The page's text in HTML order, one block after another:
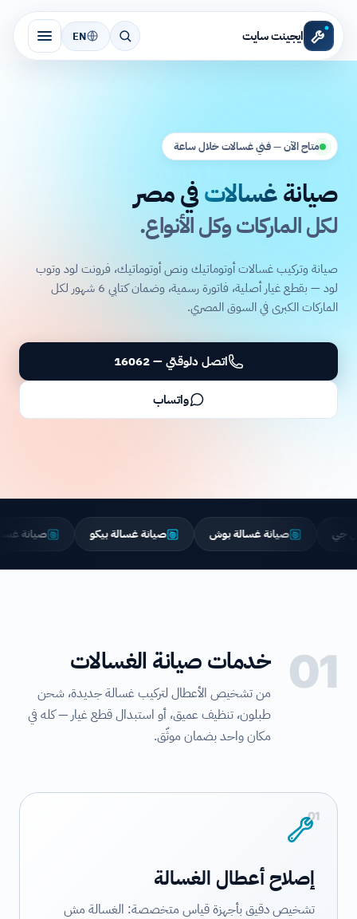
ايجينت سايت EN
متاح الآن — فني غسالات خلال ساعة
صيانةغسالاتفي مصر
لكل الماركات وكل الأنواع.
صيانة وتركيب غسالات أوتوماتيك ونص أوتوماتيك، فرونت لود وتوب
لود — بقطع غيار أصلية، فاتورة رسمية، وضمان كتابي 6 شهور لكل
الماركات الكبرى في السوق المصري.
اتصل دلوقتي — 16062
واتساب
صيانة غسالة بوش صيانة غسالة بيكو صيانة غسالة
01 خدمات صيانة الغسالات
من تشخيص الأعطال لتركيب غسالة جديدة، شحن
طبلون، تنظيف عميق، أو استبدال قطع غيار — كله في
مكان واحد بضمان موثّق.
01
إصلاح أعطال الغسالة
تشخيص دقيق بأجهزة قياس متخصصة: الغسالة مش